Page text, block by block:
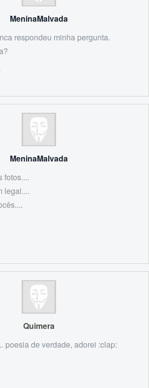
MeninaMalvada
respondeu minha pergunta.
MeninaMalvada
fotos....
legal....
Quimera
poesia de verdade, adorei :clap: